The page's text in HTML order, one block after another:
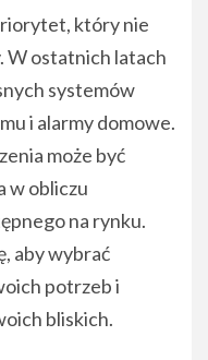
który nie
W ostatnich latach
systemów
i alarmy domowe.
może być
w obliczu
na rynku.
aby wybrać
potrzeb i
bliskich.